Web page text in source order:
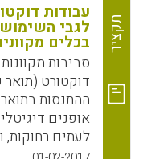
תקציר
עבודות
לגבי
בכלים
סביבות
דוקטורט
ההתנסות
אופנים
לעתים רחוקות,